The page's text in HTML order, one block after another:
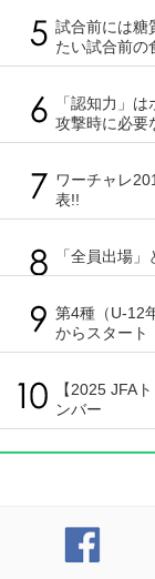
試合前には糖
たい試合前の
「認知力」
攻撃時に必要
ワーチャレ
表!!
「全員出場
第4種（U-12
からスタート
【2025 JFA
ンバー